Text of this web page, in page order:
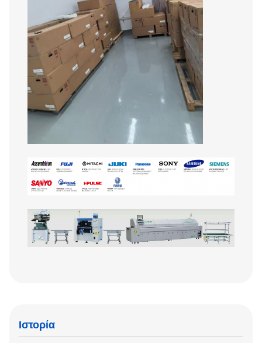
Ιστορία